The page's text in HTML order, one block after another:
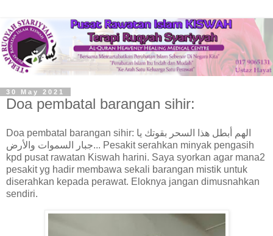
30 May 2021
Doa pembatal barangan sihir:
Doa pembatal barangan sihir: الهم أبطل هذا السحر بقوتك يا
جبار السموات والأرض... Pesakit serahkan minyak pengasih
kpd pusat rawatan Kiswah harini. Saya syorkan agar mana2
pesakit yg hadir membawa sekali barangan mistik untuk
diserahkan kepada perawat. Eloknya jangan dimusnahkan
sendiri.